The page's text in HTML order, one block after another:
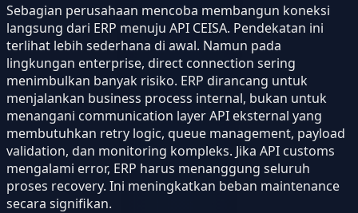
Sebagian perusahaan mencoba membangun koneksi
langsung dari ERP menuju API CEISA. Pendekatan ini
terlihat lebih sederhana di awal. Namun pada
lingkungan enterprise, direct connection sering
menimbulkan banyak risiko. ERP dirancang untuk
menjalankan business process internal, bukan untuk
menangani communication layer API eksternal yang
membutuhkan retry logic, queue management, payload
validation, dan monitoring kompleks. Jika API customs
mengalami error, ERP harus menanggung seluruh
proses recovery. Ini meningkatkan beban maintenance
secara signifikan.